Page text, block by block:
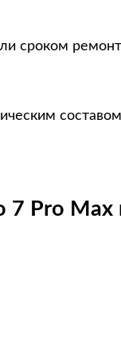
сроком
7 Pro Max